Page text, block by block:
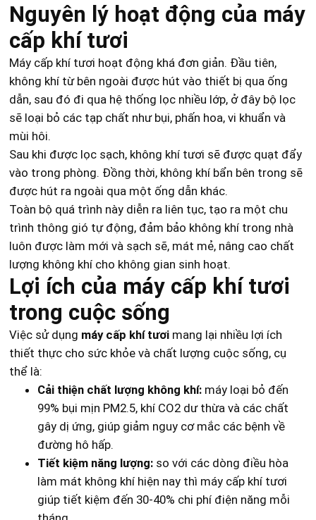
Nguyên lý hoạt động của máy
cấp khí tươi
Máy cấp khí tươi hoạt động khá đơn giản. Đầu tiên,
không khí từ bên ngoài được hút vào thiết bị qua ống
dẫn, sau đó đi qua hệ thống lọc nhiều lớp, ở đây bộ lọc
sẽ loại bỏ các tạp chất như bụi, phấn hoa, vi khuẩn và
mùi hôi.
Sau khi được lọc sạch, không khí tươi sẽ được quạt đẩy
vào trong phòng. Đồng thời, không khí bẩn bên trong sẽ
được hút ra ngoài qua một ống dẫn khác.
Toàn bộ quá trình này diễn ra liên tục, tạo ra một chu
trình thông gió tự động, đảm bảo không khí trong nhà
luôn được làm mới và sạch sẽ, mát mẻ, nâng cao chất
lượng không khí cho không gian sinh hoạt.
Lợi ích của máy cấp khí tươi
trong cuộc sống
Việc sử dụng máy cấp khí tươi mang lại nhiều lợi ích
thiết thực cho sức khỏe và chất lượng cuộc sống, cụ
thể là:
Cải thiện chất lượng không khí: máy loại bỏ đến
99% bụi mịn PM2.5, khí CO2 dư thừa và các chất
gây dị ứng, giúp giảm nguy cơ mắc các bệnh về
đường hô hấp.
Tiết kiệm năng lượng: so với các dòng điều hòa
làm mát không khí hiện nay thì máy cấp khí tươi
giúp tiết kiệm đến 30-40% chi phí điện năng mỗi